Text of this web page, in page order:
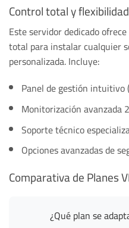
Control total y
Este servidor dedicado
total para instalar cualquier
personalizada. Incluye:
Panel de gestión intuitivo
Monitorización avanzada
Soporte técnico
Opciones avanzadas de
Comparativa de Planes
¿Qué plan se